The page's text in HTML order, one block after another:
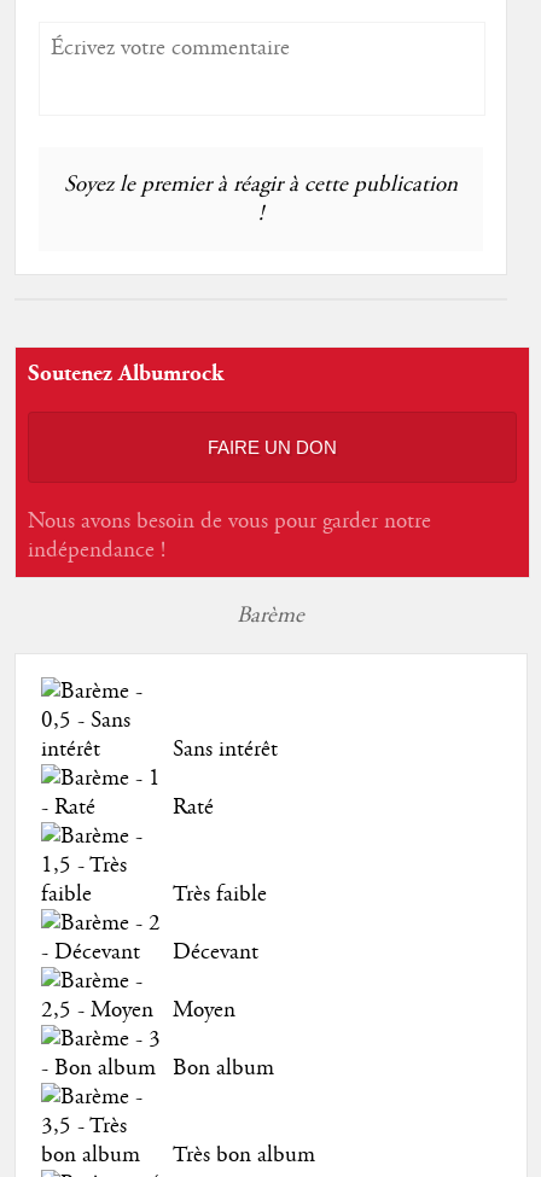
Soyez le premier à réagir à cette publication
!
Soutenez Albumrock
FAIRE UN DON
Nous avons besoin de vous pour garder notre
indépendance !
Barème
Sans intérêt
Raté
Très faible
Décevant
Moyen
Bon album
Très bon album